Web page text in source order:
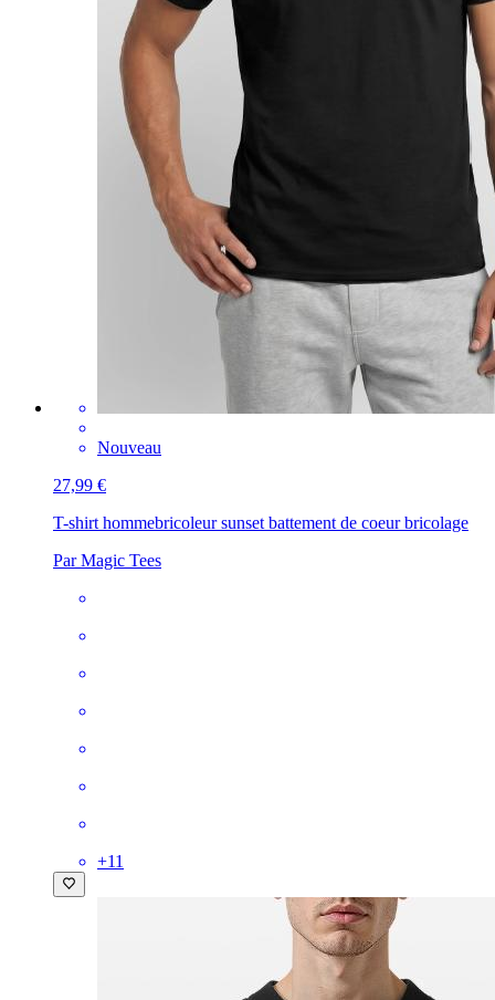
Nouveau
27,99 €
T-shirt hommebricoleur sunset battement de coeur bricolage
Par Magic Tees
+11